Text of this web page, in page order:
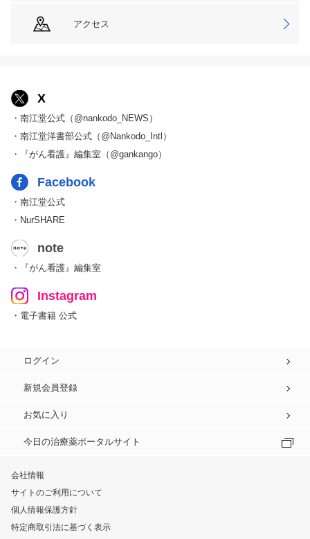
アクセス
X
・南江堂公式（@nankodo_NEWS）
・南江堂洋書部公式（@Nankodo_Intl）
・『がん看護』編集室（@gankango）
Facebook
・南江堂公式
・NurSHARE
note
・『がん看護』編集室
Instagram
・電子書籍 公式
ログイン
新規会員登録
お気に入り
今日の治療薬ポータルサイト
会社情報
サイトのご利用について
個人情報保護方針
特定商取引法に基づく表示